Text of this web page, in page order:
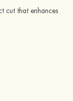
cut that enhances